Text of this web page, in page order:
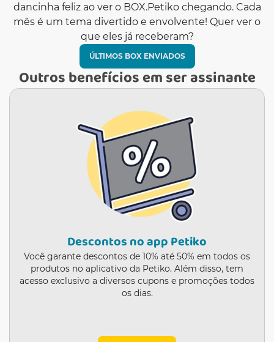
dancinha feliz ao ver o BOX.Petiko chegando. Cada
mês é um tema divertido e envolvente! Quer ver o
que eles já receberam?
ÚLTIMOS BOX ENVIADOS
Outros benefícios em ser assinante
Descontos no app Petiko
Você garante descontos de 10% até 50% em todos os
produtos no aplicativo da Petiko. Além disso, tem
acesso exclusivo a diversos cupons e promoções todos
os dias.